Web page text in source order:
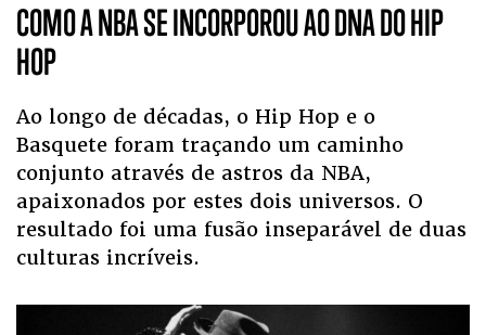
COMO A NBA SE INCORPOROU AO DNA DO HIP
HOP
Ao longo de décadas, o Hip Hop e o
Basquete foram traçando um caminho
conjunto através de astros da NBA,
apaixonados por estes dois universos. O
resultado foi uma fusão inseparável de duas
culturas incríveis.